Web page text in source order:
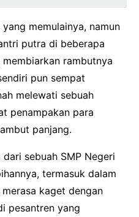
memulainya, namun
putra di beberapa
rambutnya
pun sempat
melewati sebuah
penampakan para
panjang.
sebuah SMP Negeri
termasuk dalam
kaget dengan
pesantren yang